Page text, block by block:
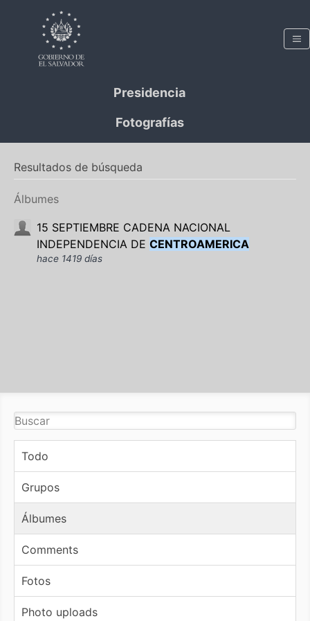
Presidencia
Fotografías
Resultados de búsqueda
Álbumes
15 SEPTIEMBRE CADENA NACIONAL
INDEPENDENCIA DE CENTROAMERICA
hace 1419 días
Todo
Grupos
Álbumes
Comments
Fotos
Photo uploads